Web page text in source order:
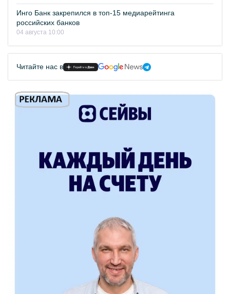
Инго Банк закрепился в топ-15 медиарейтинга
российских банков
04 августа 10:00
Читайте нас в